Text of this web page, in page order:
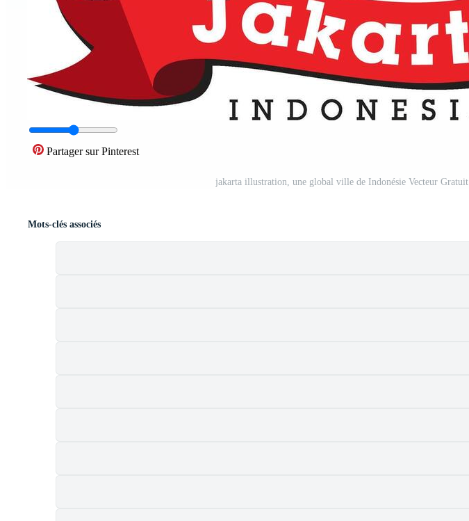
Partager sur Pinterest
jakarta illustration, une global ville de Indonésie Vecteur Gratuit
Mots-clés associés